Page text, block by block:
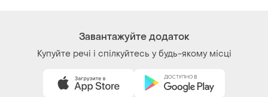
Завантажуйте додаток
Купуйте речі і спілкуйтесь у будь-якому місці